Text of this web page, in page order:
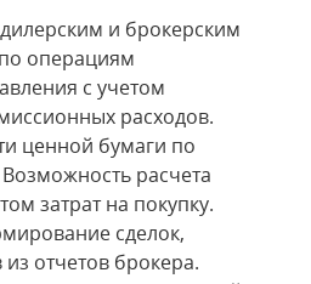
и брокерским
операциям
с учетом
расходов.
ценной бумаги по
Возможность расчета
затрат на покупку.
сделок,
отчетов брокера.